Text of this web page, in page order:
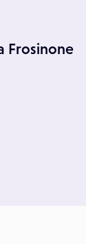
Frosinone